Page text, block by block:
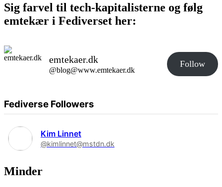
Sig farvel til tech-kapitalisterne og følg
emtekær i Fediverset her:
emtekaer.dk
@blog@www.emtekaer.dk
Follow
Fediverse Followers
Kim Linnet
@kimlinnet@mstdn.dk
Minder